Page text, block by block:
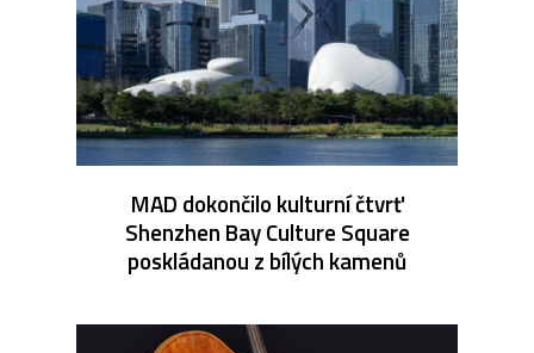
MAD dokončilo kulturní čtvrť
Shenzhen Bay Culture Square
poskládanou z bílých kamenů